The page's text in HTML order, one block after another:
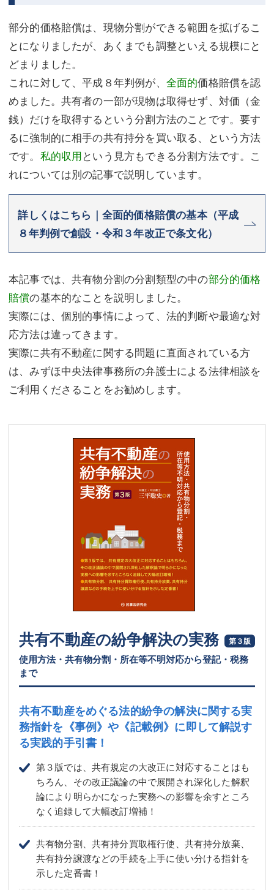
部分的価格賠償は、現物分割ができる範囲を拡げるこ
とになりましたが、あくまでも調整といえる規模にと
どまりました。
これに対して、平成８年判例が、 全面的価格賠償を認
めました。共有者の一部が現物は取得せず、対価（金
銭）だけを取得するという分割方法のことです。要す
るに強制的に相手の共有持分を買い取る、という方法
です。 私的収用という見方もできる分割方法です。こ
れについては別の記事で説明しています。
詳しくはこちら｜全面的価格賠償の基本（平成
８年判例で創設・令和３年改正で条文化）
本記事では、共有物分割の分割類型の中の部分的価格
賠償の基本的なことを説明しました。
実際には、個別的事情によって、法的判断や最適な対
応方法は違ってきます。
実際に共有不動産に関する問題に直面されている方
は、みずほ中央法律事務所の弁護士による法律相談を
ご利用くださることをお勧めします。
共有不動産の紛争解決の実務 第３版
使用方法・共有物分割・所在等不明対応から登記・税務
まで
共有不動産をめぐる法的紛争の解決に関する実
務指針を 《事例》や《記載例》に即して解説す
る実践的手引書！
第３版では、共有規定の大改正に対応することはも
ちろん、その改正議論の中で展開され深化した解釈
論により明らかになった実務への影響を余すところ
なく追録して大幅改訂増補！
共有物分割、共有持分買取権行使、共有持分放棄、
共有持分譲渡などの手続を上手に使い分ける指針を
示した定番書！